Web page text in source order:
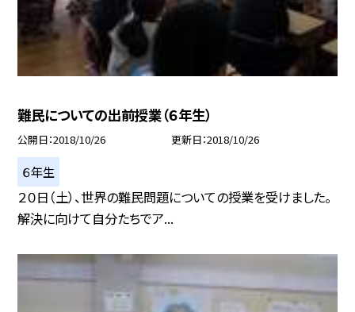
難民についての出前授業（６年生）
公開日 2018/10/26 更新日 2018/10/26
６年生
２０日（土）、世界の難民問題についての授業を受けました。
解決に向けて自分たちでア...